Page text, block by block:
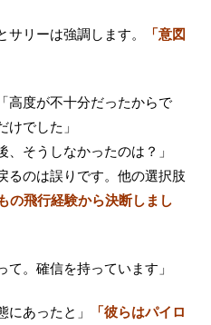
サリーは強調します。
「意図
高度が不十分だったからで
でした」
、そうしなかったのは？」
るのは誤りです。他の選択肢
の飛行経験から決断しまし
て。確信を持っています」
にあったと」
「彼らはパイロ